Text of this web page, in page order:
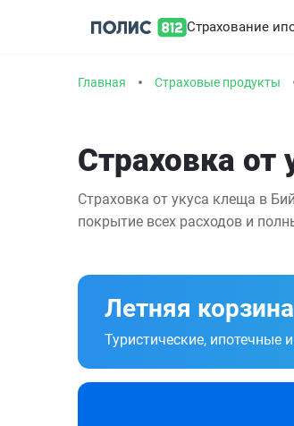
Страхование
Главная Страховые продукты
Страховка от
Страховка от укуса клеща в
покрытие всех расходов и
Летняя
Туристические, ипотечные